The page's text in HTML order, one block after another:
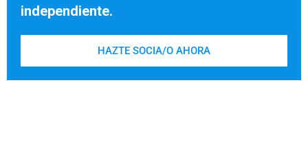
independiente.
HAZTE SOCIA/O AHORA